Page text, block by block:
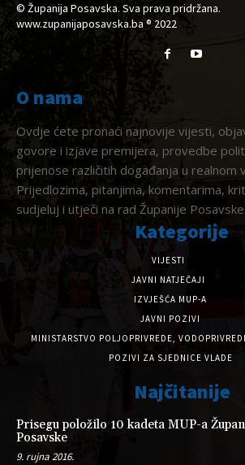
© Županija Posavska. Sva prava pridržana.
www.zupanijaposavska.ba ® 2022
O nama
Ovdje ćete pronaći najnovije vijesti,
govore i izjave premijera, provedbe
prijenose različitih događanja u realnom
Prijedlozima, pitanjima, komentarima,
sudjeluj i utječi na rad Županije Posavske.
Kategorije
VIJESTI
JAVNI NATJEČAJI
IZVJEŠĆA MUP-A
JAVNI POZIVI
MINISTARSTVO POLJOPRIVREDE,
POZIVI ZA SJEDNICE VLADE
Najčitanije
Prisegu položilo 10 kadeta MUP-a
Posavske
9. rujna 2016.